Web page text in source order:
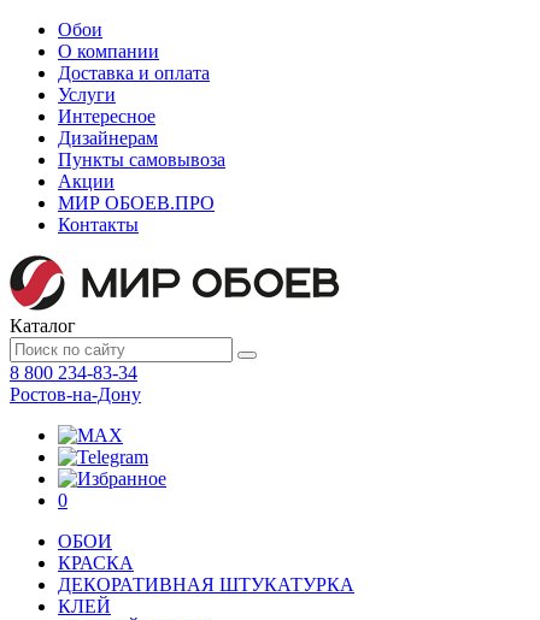
Обои
О компании
Доставка и оплата
Услуги
Интересное
Дизайнерам
Пункты самовывоза
Акции
МИР ОБОЕВ.ПРО
Контакты
Каталог
8 800 234-83-34
Ростов-на-Дону
0
ОБОИ
КРАСКА
ДЕКОРАТИВНАЯ ШТУКАТУРКА
КЛЕЙ